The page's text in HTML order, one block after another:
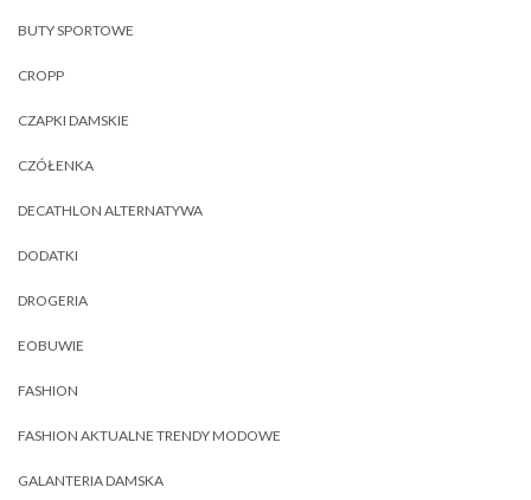
BUTY SPORTOWE
CROPP
CZAPKI DAMSKIE
CZÓŁENKA
DECATHLON ALTERNATYWA
DODATKI
DROGERIA
EOBUWIE
FASHION
FASHION AKTUALNE TRENDY MODOWE
GALANTERIA DAMSKA